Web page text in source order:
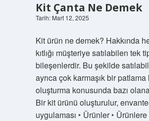
Kit Çanta Ne Demek
Tarih: Mart 12, 2025
Kit ürün ne demek? Hakkında
kıtlığı müşteriye satılabilen tek
bileşenlerdir. Bu şekilde
ayrıca çok karmaşık bir
oluşturma konusunda bazı
Bir kit ürünü oluşturulur,
uygulaması ‣ Ürünler ‣